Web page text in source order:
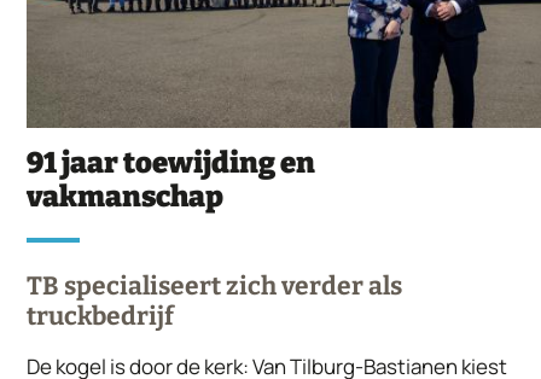
91 jaar toewijding en
vakmanschap
TB specialiseert zich verder als
truckbedrijf
De kogel is door de kerk: Van Tilburg-Bastianen kiest